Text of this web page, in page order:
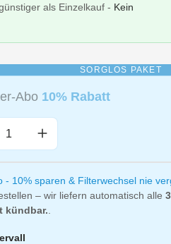
als Einzelkauf - Kein
SORGLOS PAKET
Abo 10% Rabatt
Anzahl: Gib den
- 10% sparen & Filterwechsel nie
– wir liefern automatisch alle
kündbar.